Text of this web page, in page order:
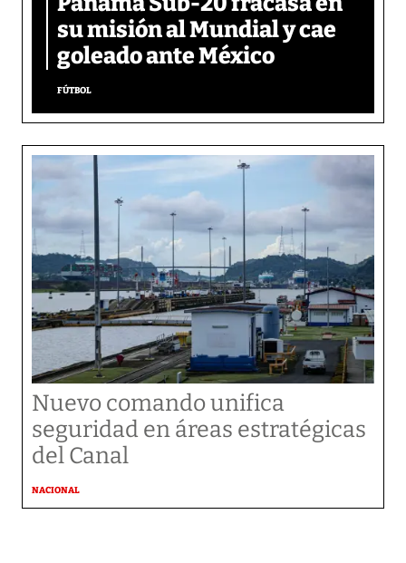
su misión al Mundial y cae
goleado ante México
FÚTBOL
Nuevo comando unifica
seguridad en áreas estratégicas
del Canal
NACIONAL